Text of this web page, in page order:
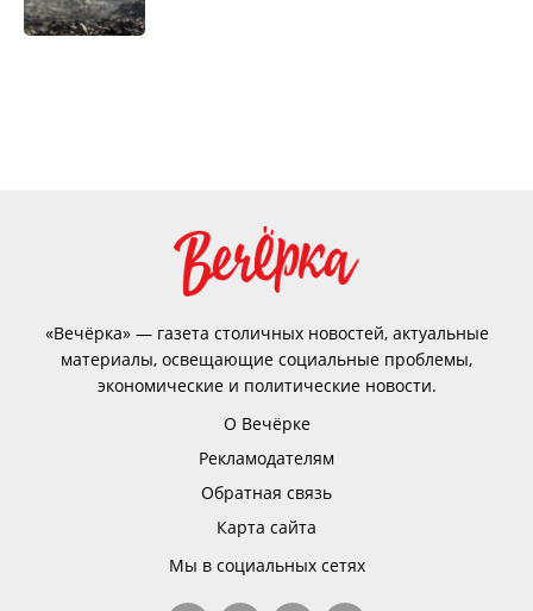
«Вечёрка» — газета столичных новостей, актуальные
материалы, освещающие социальные проблемы,
экономические и политические новости.
О Вечёрке
Рекламодателям
Обратная связь
Карта сайта
Мы в социальных сетях